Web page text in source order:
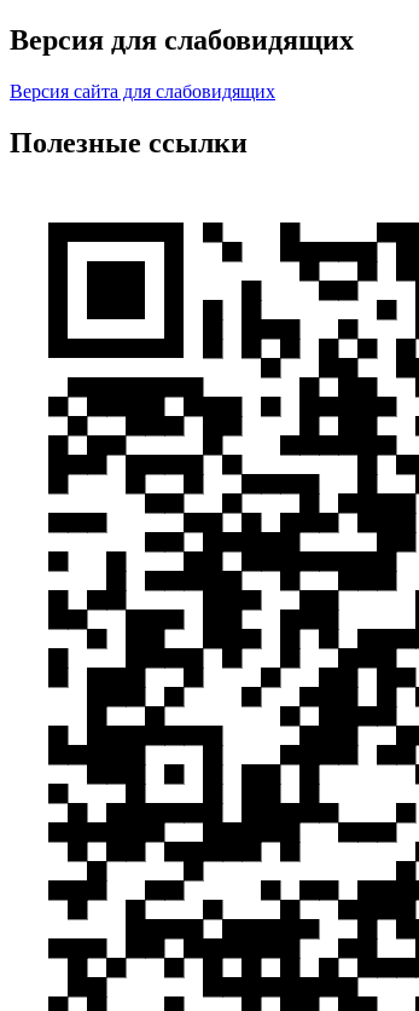
Версия для слабовидящих
Версия сайта для слабовидящих
Полезные ссылки